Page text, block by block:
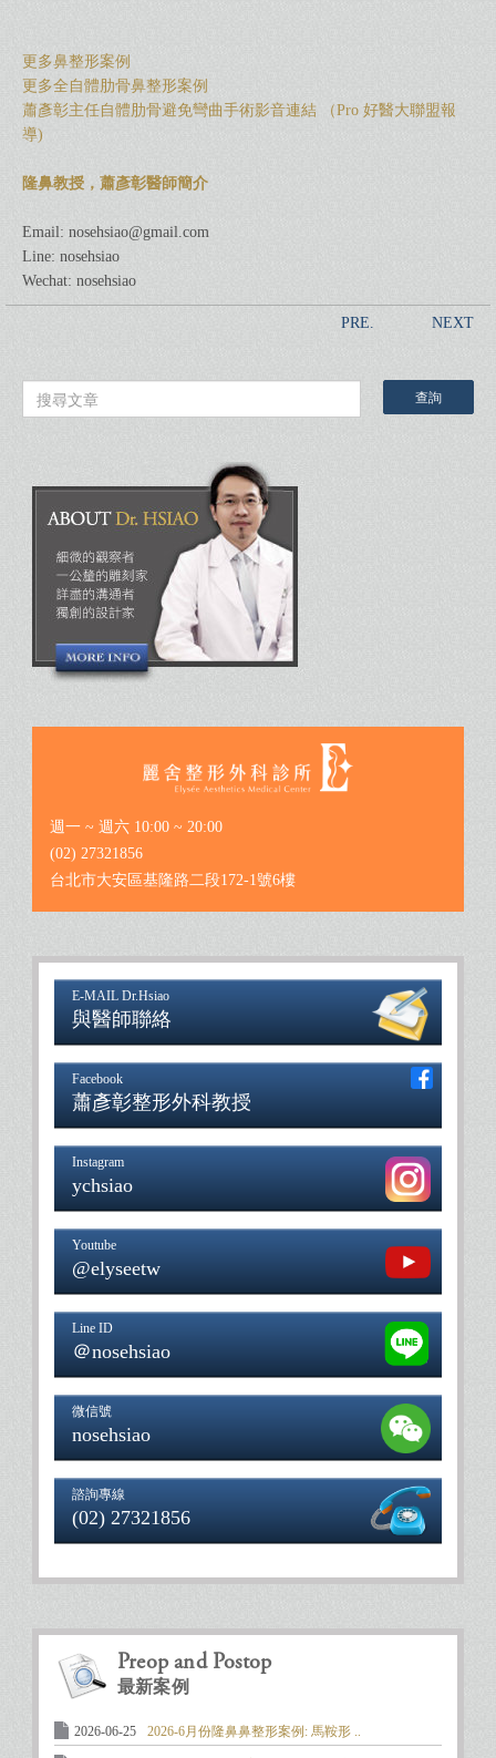
更多鼻整形案例
更多全自體肋骨鼻整形案例
蕭彥彰主任自體肋骨避免彎曲手術影音連結 （Pro 好醫大聯盟報
導)
隆鼻教授，蕭彥彰醫師簡介
Email: nosehsiao@gmail.com
Line: nosehsiao
Wechat: nosehsiao
PRE. NEXT
週一 ~ 週六 10:00 ~ 20:00
(02) 27321856
台北市大安區基隆路二段172-1號6樓
E-MAIL Dr.Hsiao
與醫師聯絡
Facebook
蕭彥彰整形外科教授
Instagram
ychsiao
Youtube
@elyseetw
Line ID
＠nosehsiao
微信號
nosehsiao
諮詢專線
(02) 27321856
Preop and Postop
最新案例
2026-06-25 2026-6月份隆鼻鼻整形案例: 馬鞍形 ..